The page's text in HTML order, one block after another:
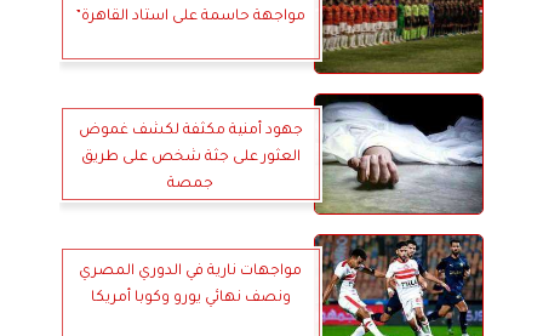
مواجهة حاسمة على استاد القاهرة”
جهود أمنية مكثفة لكشف غموض
العثور على جثة شخص على طريق
جمصة
مواجهات نارية في الدوري المصري
ونصف نهائي يورو وكوبا أمريكا